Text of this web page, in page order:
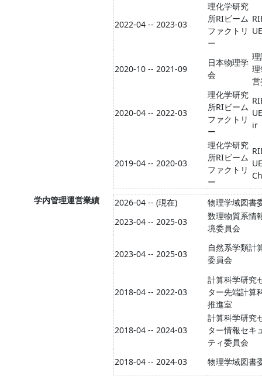
2022-04 -- 2023-03
理化学研究
所RIビーム
ファクトリ
ー
2020-10 -- 2021-09
日本物理学
会
2020-04 -- 2022-03
理化学研究
所RIビーム
ファクトリ
ー
ir
2019-04 -- 2020-03
理化学研究
所RIビーム
ファクトリ
ー
学内管理運営業績 2026-04 -- (現在)
物理学域図書
2023-04 -- 2025-03
数理物質系情
境委員会
2023-04 -- 2025-03
自然系学類計
委員会
2018-04 -- 2022-03
計算科学研究
ター先端計算
推進室
2018-04 -- 2024-03
計算科学研究
ター情報セキ
ティ委員会
2018-04 -- 2024-03
物理学域図書